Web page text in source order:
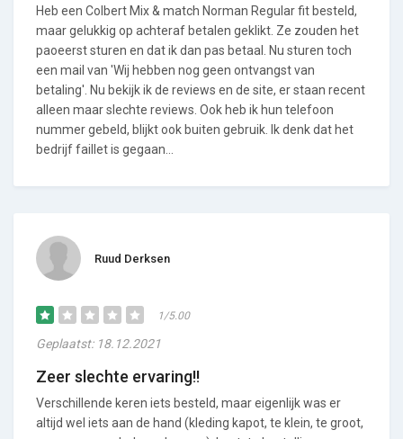
Heb een Colbert Mix & match Norman Regular fit besteld,
maar gelukkig op achteraf betalen geklikt. Ze zouden het
paoeerst sturen en dat ik dan pas betaal. Nu sturen toch
een mail van 'Wij hebben nog geen ontvangst van
betaling'. Nu bekijk ik de reviews en de site, er staan recent
alleen maar slechte reviews. Ook heb ik hun telefoon
nummer gebeld, blijkt ook buiten gebruik. Ik denk dat het
bedrijf faillet is gegaan...
Ruud Derksen
1/5.00
Geplaatst: 18.12.2021
Zeer slechte ervaring!!
Verschillende keren iets besteld, maar eigenlijk was er
altijd wel iets aan de hand (kleding kapot, te klein, te groot,